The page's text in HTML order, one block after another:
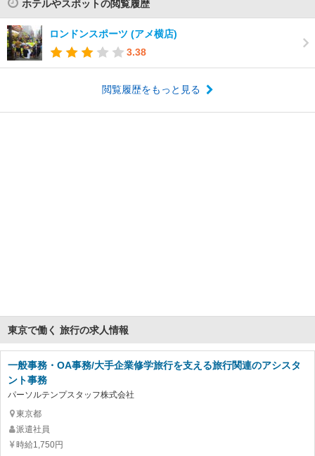
ホテルやスポットの閲覧履歴
ロンドンスポーツ (アメ横店)
3.38
閲覧履歴をもっと見る
東京で働く 旅行の求人情報
一般事務・OA事務/大手企業修学旅行を支える旅行関連のアシスタ
ント事務
パーソルテンプスタッフ株式会社
東京都
派遣社員
時給1,750円